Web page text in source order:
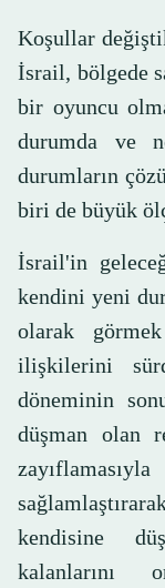
Koşullar
İsrail, bölgede
bir oyuncu
durumda ve
durumların
biri de büyük
İsrail'in
kendini yeni
olarak
ilişkilerini
döneminin
düşman olan
kendisine
kalanlarını